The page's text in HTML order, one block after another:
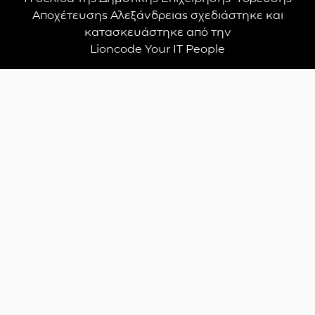
Αποχέτευσης Αλεξάνδρειας σχεδιάστηκε και
κατασκευάστηκε από την
Lioncode Your IT People